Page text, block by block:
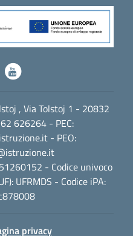
, Via Tolstoj 1 - 20832
626264 - PEC:
- PEO:
- Codice univoco
UFRMDS - Codice iPA:
privacy